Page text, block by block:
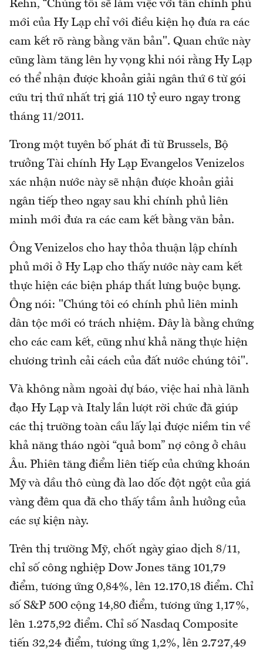
Rehn, “Chúng tôi sẽ làm việc với tân chính phủ
mới của Hy Lạp chỉ với điều kiện họ đưa ra các
cam kết rõ ràng bằng văn bản". Quan chức này
cũng làm tăng lên hy vọng khi nói rằng Hy Lạp
có thể nhận được khoản giải ngân thứ 6 từ gói
cứu trị thứ nhất trị giá 110 tỷ euro ngay trong
tháng 11/2011.
Trong một tuyên bố phát đi từ Brussels, Bộ
trưởng Tài chính Hy Lạp Evangelos Venizelos
xác nhận nước này sẽ nhận được khoản giải
ngân tiếp theo ngay sau khi chính phủ liên
minh mới đưa ra các cam kết bằng văn bản.
Ông Venizelos cho hay thỏa thuận lập chính
phủ mới ở Hy Lạp cho thấy nước này cam kết
thực hiện các biện pháp thắt lưng buộc bụng.
Ông nói: "Chúng tôi có chính phủ liên minh
dân tộc mới có trách nhiệm. Đây là bằng chứng
cho các cam kết, cũng như khả năng thực hiện
chương trình cải cách của đất nước chúng tôi".
Và không nằm ngoài dự báo, việc hai nhà lãnh
đạo Hy Lạp và Italy lần lượt rời chức đã giúp
các thị trường toàn cầu lấy lại được niềm tin về
khả năng tháo ngòi “quả bom” nợ công ở châu
Âu. Phiên tăng điểm liên tiếp của chứng khoán
Mỹ và dầu thô cùng đà lao dốc đột ngột của giá
vàng đêm qua đã cho thấy tầm ảnh hưởng của
các sự kiện này.
Trên thị trường Mỹ, chốt ngày giao dịch 8/11,
chỉ số công nghiệp Dow Jones tăng 101,79
điểm, tương ứng 0,84%, lên 12.170,18 điểm. Chỉ
số S&P 500 cộng 14,80 điểm, tương ứng 1,17%,
lên 1.275,92 điểm. Chỉ số Nasdaq Composite
tiến 32,24 điểm, tương ứng 1,2%, lên 2.727,49